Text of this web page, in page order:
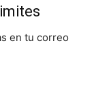
en tu correo